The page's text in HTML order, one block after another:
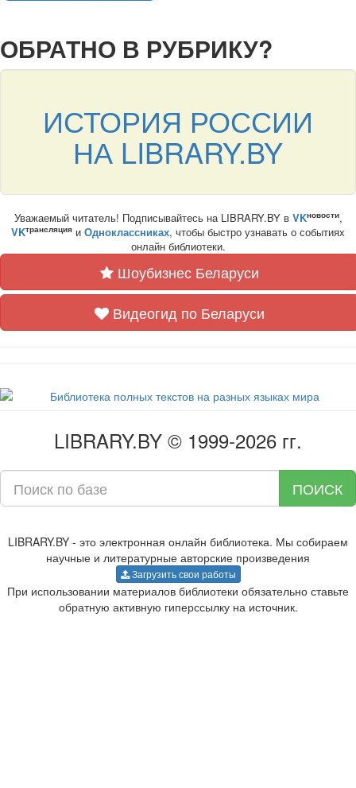
ОБРАТНО В РУБРИКУ?
ИСТОРИЯ РОССИИ
НА LIBRARY.BY
Уважаемый читатель! Подписывайтесь на LIBRARY.BY в VKновости,
VKтрансляция и Одноклассниках, чтобы быстро узнавать о событиях
онлайн библиотеки.
Шоубизнес Беларуси
Видеогид по Беларуси
LIBRARY.BY © 1999-2026 гг.
ПОИСК
LIBRARY.BY - это электронная онлайн библиотека. Мы собираем
научные и литературные авторские произведения
Загрузить свои работы
При использовании материалов библиотеки обязательно ставьте
обратную активную гиперссылку на источник.